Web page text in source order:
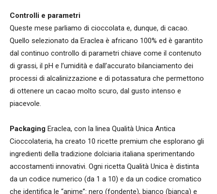
Controlli e parametri
Queste mese parliamo di cioccolata e, dunque, di cacao.
Quello selezionato da Eraclea è africano 100% ed è garantito
dal continuo controllo di parametri chiave come il contenuto
di grassi, il pH e l’umidità e dall’accurato bilanciamento dei
processi di alcalinizzazione e di potassatura che permettono
di ottenere un cacao molto scuro, dal gusto intenso e
piacevole.
Packaging Eraclea, con la linea Qualità Unica Antica
Cioccolateria, ha creato 10 ricette premium che esplorano gli
ingredienti della tradizione dolciaria italiana sperimentando
accostamenti innovativi. Ogni ricetta Qualità Unica è distinta
da un codice numerico (da 1 a 10) e da un codice cromatico
che identifica le “anime”: nero (fondente), bianco (bianca) e